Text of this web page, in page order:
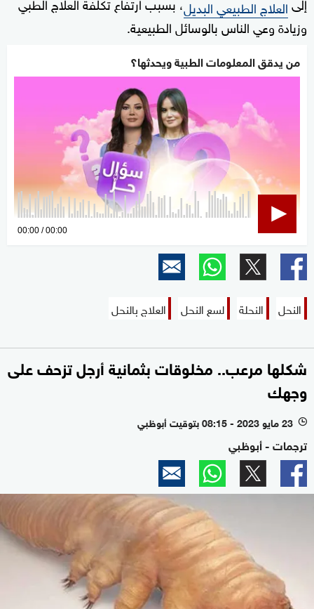
العلاج الطبيعي البديل
وزيادة وعي الناس بالوسائل الطبيعية.
من يدقق المعلومات الطبية ويحدثها؟
0
00:00 00:00
النحل النحلة لسع النحل العلاج بالنحل
شكلها مرعب.. مخلوقات بثمانية أرجل تزحف على
وجهك
l 23 مايو 2023 - 08:15 بتوقيت أبوظبي
ترجمات - أبوظبي